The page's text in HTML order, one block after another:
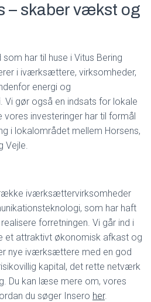
– skaber vækst og
har til huse i Vitus Bering
i iværksættere, virksomheder,
energi og
Vi gør også en indsats for lokale
vores investeringer har til formål
i lokalområdet mellem Horsens,
Vejle.
iværksættervirksomheder
som har haft
forretningen. Vi går ind i
et attraktivt økonomisk afkast og
nye iværksættere med en god
kapital, det rette netværk
Du kan læse mere om, vores
du søger Insero her.